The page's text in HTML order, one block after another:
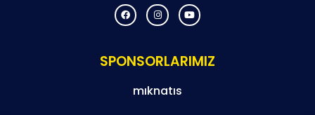
F
a
c
o
o
I
n
s
g
r
Y
o
u
b
e
SPONSORLARIMIZ
mıknatıs